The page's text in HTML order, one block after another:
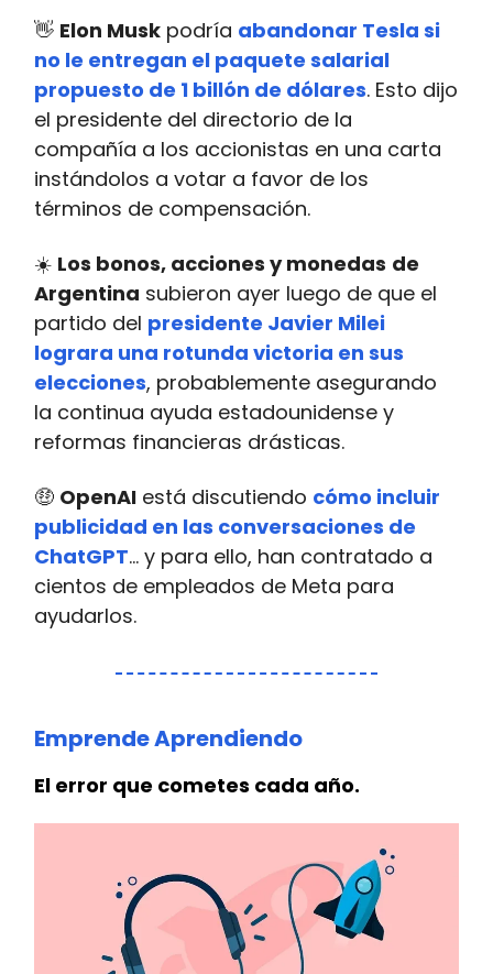
👋 Elon Musk podría abandonar Tesla si
no le entregan el paquete salarial
propuesto de 1 billón de dólares. Esto dijo
el presidente del directorio de la
compañía a los accionistas en una carta
instándolos a votar a favor de los
términos de compensación.
☀️ Los bonos, acciones y monedas de
Argentina subieron ayer luego de que el
partido del presidente Javier Milei
lograra una rotunda victoria en sus
elecciones, probablemente asegurando
la continua ayuda estadounidense y
reformas financieras drásticas.
🤑 OpenAI está discutiendo cómo incluir
publicidad en las conversaciones de
ChatGPT… y para ello, han contratado a
cientos de empleados de Meta para
ayudarlos.
Emprende Aprendiendo
El error que cometes cada año.